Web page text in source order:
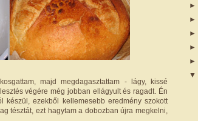
majd megdagasztattam - lágy, kissé
végére még jobban ellágyult és ragadt. Én
ezekből kellemesebb eredmény szokott
tésztát, ezt hagytam a dobozban újra megkelni,
►
►
►
►
►
▼